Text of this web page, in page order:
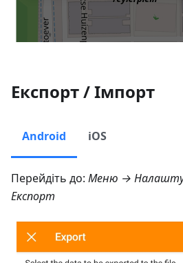
Експорт / Імпорт
Android iOS
Перейдіть до: Меню →
Експорт